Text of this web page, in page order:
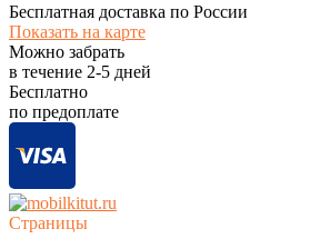
Бесплатная доставка по России
Показать на карте
Можно забрать
в течение 2-5 дней
Бесплатно
по предоплате
Страницы